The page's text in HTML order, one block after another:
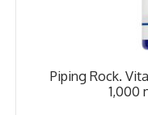
Piping Rock.
1,000